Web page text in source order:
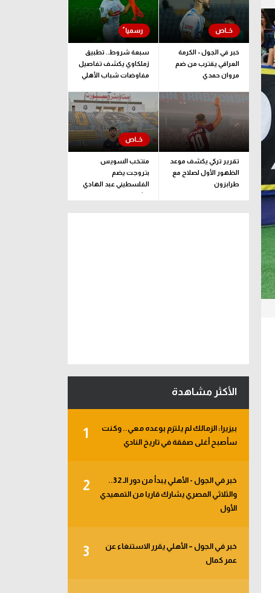
خبر في الجول - الكرمة
العراقي يقترب من ضم
مروان حمدي
سبعة شروط.. تطبيق
زملكاوي يكشف تفاصيل
مفاوضات شباب الأهلي
تقرير تركي يكشف موعد
الظهور الأول لصلاح مع
طرابزون
منتخب السويس
بتروجت يضم
الفلسطيني عبد الهادي
راشد
الأكثر مشاهدة
1
بيزيرا: الزمالك لم يلتزم بوعده معي.. وكنت
سأصبح أغلى صفقة في تاريخ النادي
2
خبر في الجول - الأهلي يبدأ من دور الـ 32..
والثلاثي المصري يشارك قاريا من التمهيدي
الأول
3
خبر في الجول – الأهلي يقرر الاستنغاء عن
عمر كمال